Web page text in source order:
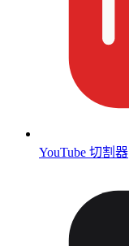
YouTube 切割器